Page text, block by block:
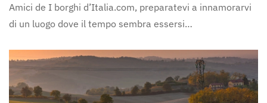
Amici de I borghi d’Italia.com, preparatevi a innamorarvi
di un luogo dove il tempo sembra essersi…